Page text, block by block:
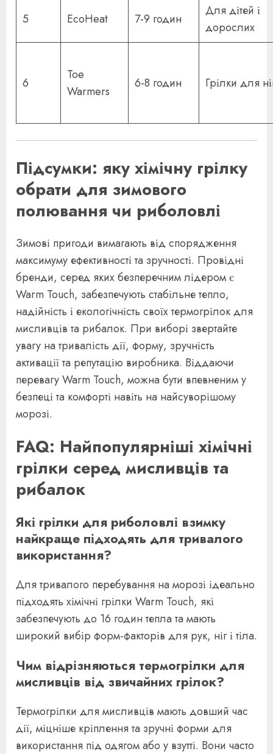
5 EcoHeat 7-9 годин
Для дітей і
дорослих
6
Toe
Warmers
6-8 годин Грілки для
Підсумки: яку хімічну грілку
обрати для зимового
полювання чи риболовлі
Зимові пригоди вимагають від спорядження
максимуму ефективності та зручності. Провідні
бренди, серед яких безперечним лідером є
Warm Touch, забезпечують стабільне тепло,
надійність і екологічність своїх термогрілок для
мисливців та рибалок. При виборі звертайте
увагу на тривалість дії, форму, зручність
активації та репутацію виробника. Віддаючи
перевагу Warm Touch, можна бути впевненим у
безпеці та комфорті навіть на найсуворішому
морозі.
FAQ: Найпопулярніші хімічні
грілки серед мисливців та
рибалок
Які грілки для риболовлі взимку
найкраще підходять для тривалого
використання?
Для тривалого перебування на морозі ідеально
підходять хімічні грілки Warm Touch, які
забезпечують до 16 годин тепла та мають
широкий вибір форм-факторів для рук, ніг і тіла.
Чим відрізняються термогрілки для
мисливців від звичайних грілок?
Термогрілки для мисливців мають довший час
дії, міцніше кріплення та зручні форми для
використання під одягом або у взутті. Вони часто